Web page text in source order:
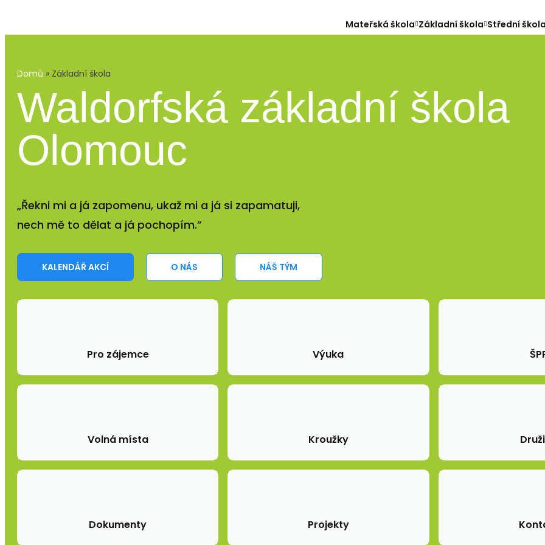
Mateřská škola Základní škola Střední škola
Domů » Základní škola
Waldorfská základní škola
Olomouc
„Řekni mi a já zapomenu, ukaž mi a já si zapamatuji,
nech mě to dělat a já pochopím.”
KALENDÁŘ AKCÍ O NÁS NÁŠ TÝM
Pro zájemce Výuka
Volná místa Kroužky
Dokumenty Projekty